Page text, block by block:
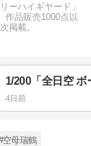
ーハイギヤード」
作品販売1000点以
掲載。
4日前
空母瑞鶴